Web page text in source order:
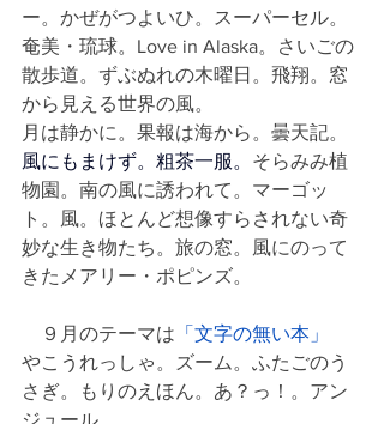
ー。かぜがつよいひ。スーパーセル。
奄美・琉球。Love in Alaska。さいごの
散歩道。ずぶぬれの木曜日。飛翔。窓
から見える世界の風。
月は静かに。果報は海から。曇天記。
風にもまけず。粗茶一服。 そらみみ植
物園。南の風に誘われて。マーゴッ
ト。風。ほとんど想像すらされない奇
妙な生き物たち。旅の窓。風にのって
きたメアリー・ポピンズ。
９月のテーマは 「文字の無い本」
やこうれっしゃ。ズーム。ふたごのう
さぎ。もりのえほん。あ？っ！。アン
ジュール。